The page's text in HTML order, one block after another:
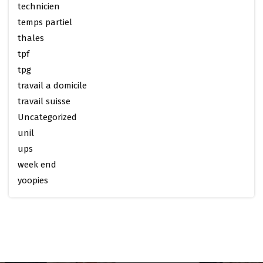
technicien
temps partiel
thales
tpf
tpg
travail a domicile
travail suisse
Uncategorized
unil
ups
week end
yoopies